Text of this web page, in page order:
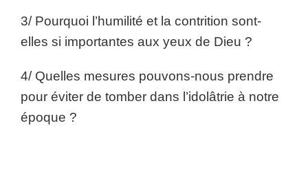
3/ Pourquoi l’humilité et la contrition sont-
elles si importantes aux yeux de Dieu ?
4/ Quelles mesures pouvons-nous prendre
pour éviter de tomber dans l’idolâtrie à notre
époque ?